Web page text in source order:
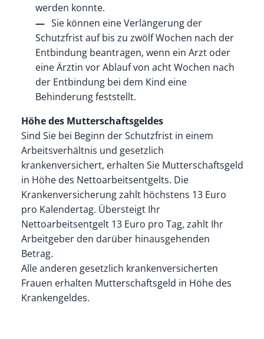
werden konnte.
Sie können eine Verlängerung der
Schutzfrist auf bis zu zwölf Wochen nach der
Entbindung beantragen, wenn ein Arzt oder
eine Ärztin vor Ablauf von acht Wochen nach
der Entbindung bei dem Kind eine
Behinderung feststellt.
Höhe des Mutterschaftsgeldes
Sind Sie bei Beginn der Schutzfrist in einem
Arbeitsverhältnis und gesetzlich
krankenversichert, erhalten Sie Mutterschaftsgeld
in Höhe des Nettoarbeitsentgelts. Die
Krankenversicherung zahlt höchstens 13 Euro
pro Kalendertag. Übersteigt Ihr
Nettoarbeitsentgelt 13 Euro pro Tag, zahlt Ihr
Arbeitgeber den darüber hinausgehenden
Betrag.
Alle anderen gesetzlich krankenversicherten
Frauen erhalten Mutterschaftsgeld in Höhe des
Krankengeldes.